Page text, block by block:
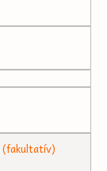
(fakultatív)